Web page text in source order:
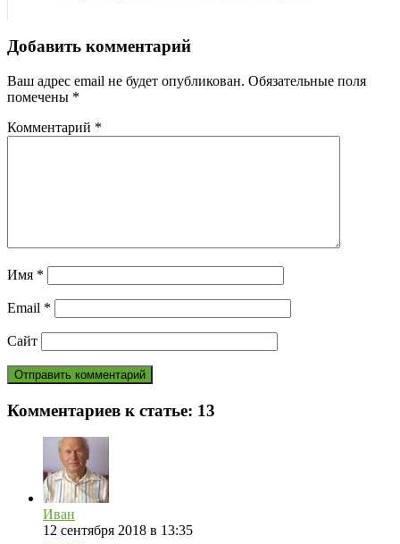
Добавить комментарий
Ваш адрес email не будет опубликован. Обязательные поля
помечены *
Комментарий *
Имя *
Email *
Сайт
Комментариев к статье: 13
Иван
12 сентября 2018 в 13:35